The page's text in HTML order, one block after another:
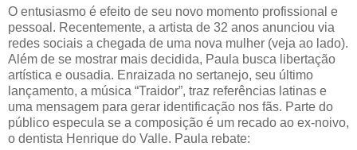
O entusiasmo é efeito de seu novo momento profissional e
pessoal. Recentemente, a artista de 32 anos anunciou via
redes sociais a chegada de uma nova mulher (veja ao lado).
Além de se mostrar mais decidida, Paula busca libertação
artística e ousadia. Enraizada no sertanejo, seu último
lançamento, a música “Traidor”, traz referências latinas e
uma mensagem para gerar identificação nos fãs. Parte do
público especula se a composição é um recado ao ex-noivo,
o dentista Henrique do Valle. Paula rebate: